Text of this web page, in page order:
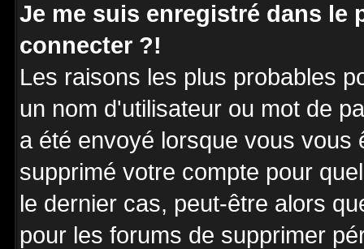
Je me suis enregistré dans le
connecter ?!
Les raisons les plus probables
un nom d'utilisateur ou mot de
a été envoyé lorsque vous
supprimé votre compte pour
le dernier cas, peut-être alors
pour les forums de supprimer